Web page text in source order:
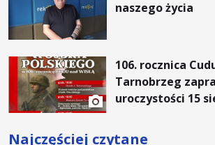
naszego życia
106. rocznica
Tarnobrzeg
uroczystości 15
Najczęściej czytane